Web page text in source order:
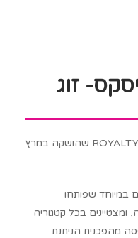
זוג
מוצץ דיאמנט שייך לסדרת היוקרה: ROYALTY שהושקה במרץ
במיוחד שפותחו
בכל קטגוריה
מהפכנית הניתנת